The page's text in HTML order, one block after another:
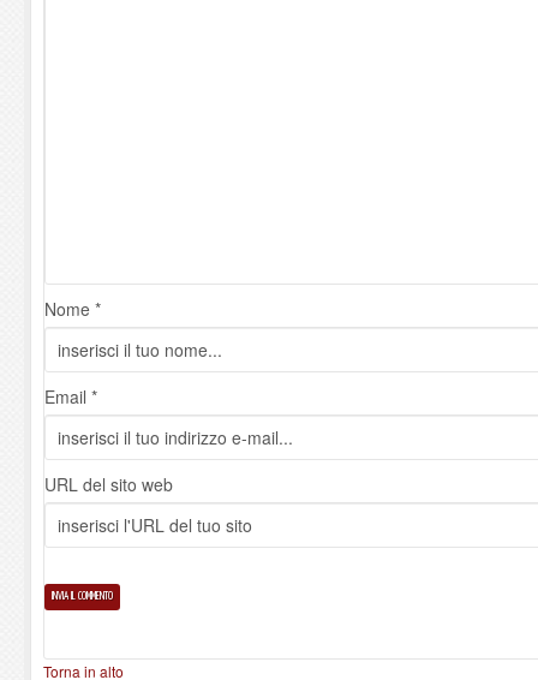
Nome *
Email *
URL del sito web
Torna in alto